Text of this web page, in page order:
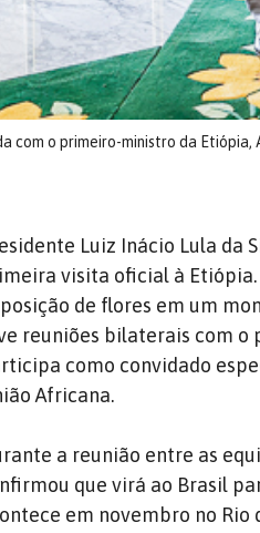
com o primeiro-ministro da Etiópia,
Luiz Inácio Lula da
visita oficial à
de flores em um
reuniões bilaterais com o
como convidado
Africana.
a reunião entre as
que virá ao Brasil
em novembro no Rio